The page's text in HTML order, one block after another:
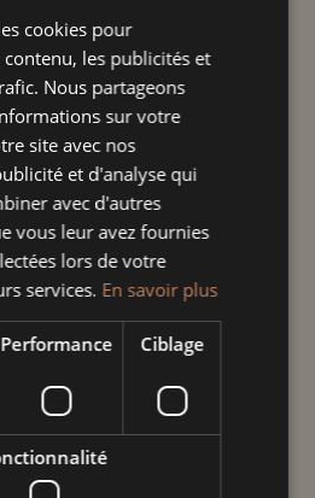
€Plage
de
prix :
12,00 €
à
37,00 €
TTC
sur la poterie"
fabriqué et décoré à
atelier à Soufflenheim
micro-onde et
cookies pour
les publicités et
Nous partageons
sur votre
site avec nos
et d'analyse qui
avec d'autres
vous leur avez fournies
lors de votre
services. En savoir plus
Performance Ciblage